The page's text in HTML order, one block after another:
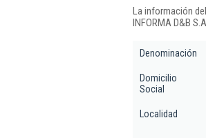
La información
INFORMA D&B
Denominación
Domicilio
Social
Localidad